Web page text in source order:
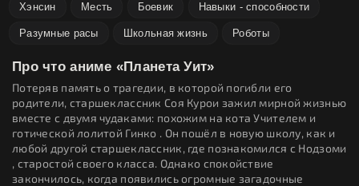
Хэнсин Месть Боевик Навыки - способности
Разумные расы Школьная жизнь Роботы
Про что аниме «Планета Уит»
Потеряв память о трагедии, в которой погибли его
родители, старшеклассник Соя Курои зажил мирной жизнью
вместе с двумя чудаками: похожим на кота Учителем и
готической лолитой Гинко . Он пошёл в новую школу, как и
любой другой старшеклассник, где познакомился с Нодзоми
, старостой своего класса. Однако спокойствие
закончилось, когда появились огромные загадочные